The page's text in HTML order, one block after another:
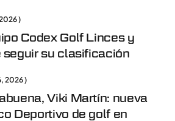
Codex Golf Linces y
seguir su clasificación
2026
Viki Martín: nueva
Deportivo de golf en